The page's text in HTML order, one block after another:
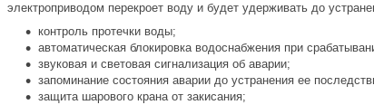
электроприводом перекроет воду и будет удерживать до
контроль протечки воды;
автоматическая блокировка водоснабжения при
звуковая и световая сигнализация об аварии;
запоминание состояния аварии до устранения ее
защита шарового крана от закисания;